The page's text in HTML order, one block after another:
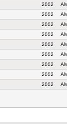
2002
2002
2002
2002
2002
2002
2002
2002
2002